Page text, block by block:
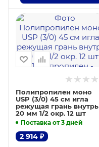
Полипропилен моно
USP (3/0) 45 см игла
режущая грань внутрь
20 мм 1/2 окр. 12 шт
Поставка от 3 дней
2 914 ₽